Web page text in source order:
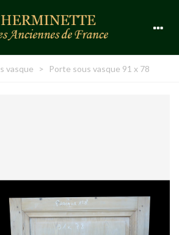
vasque > Porte sous vasque 91 x 78